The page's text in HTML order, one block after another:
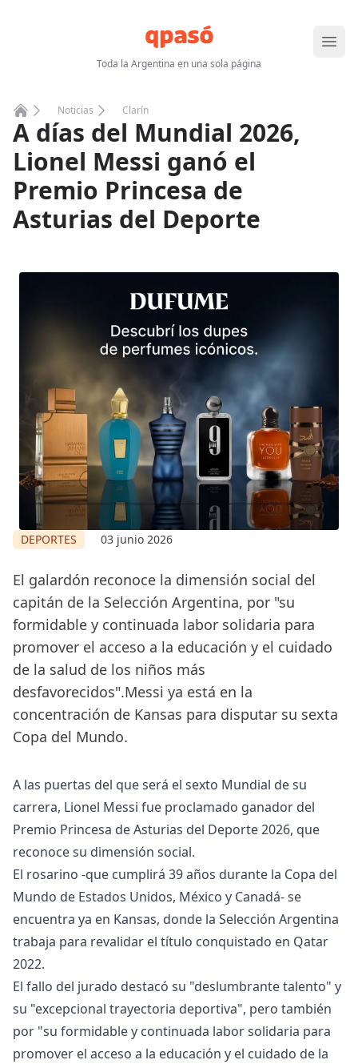
Toda la Argentina en una sola página
Abrir
Home
Noticias Clarín
A días del Mundial 2026,
Lionel Messi ganó el
Premio Princesa de
Asturias del Deporte
DEPORTES 03 junio 2026
El galardón reconoce la dimensión social del
capitán de la Selección Argentina, por "su
formidable y continuada labor solidaria para
promover el acceso a la educación y el cuidado
de la salud de los niños más
desfavorecidos".Messi ya está en la
concentración de Kansas para disputar su sexta
Copa del Mundo.
A las puertas del que será el sexto Mundial de su
carrera, Lionel Messi fue proclamado ganador del
Premio Princesa de Asturias del Deporte 2026, que
reconoce su dimensión social.
El rosarino -que cumplirá 39 años durante la Copa del
Mundo de Estados Unidos, México y Canadá- se
encuentra ya en Kansas, donde la Selección Argentina
trabaja para revalidar el título conquistado en Qatar
2022.
El fallo del jurado destacó su "deslumbrante talento" y
su "excepcional trayectoria deportiva", pero también
por "su formidable y continuada labor solidaria para
promover el acceso a la educación y el cuidado de la